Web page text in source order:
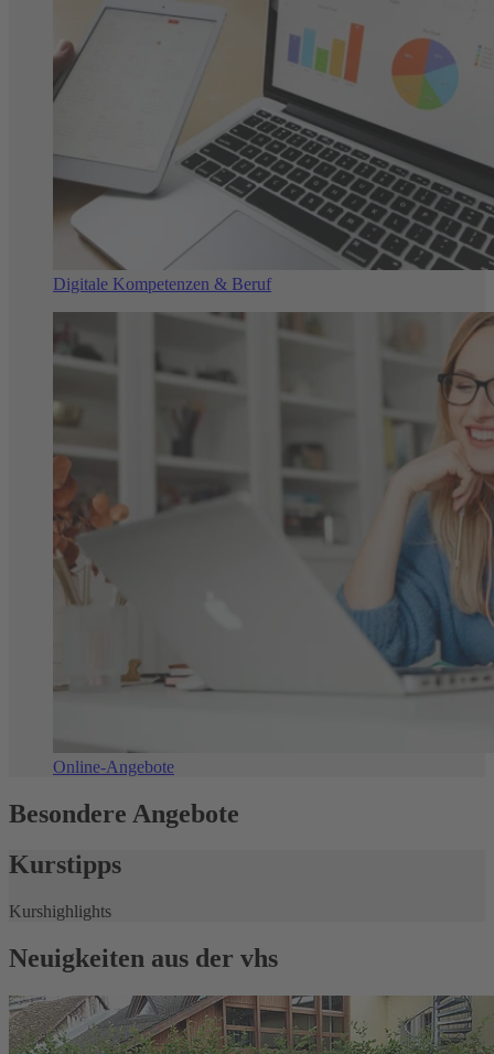
Digitale Kompetenzen & Beruf
Online-Angebote
Besondere Angebote
Kurstipps
Kurshighlights
Neuigkeiten aus der vhs